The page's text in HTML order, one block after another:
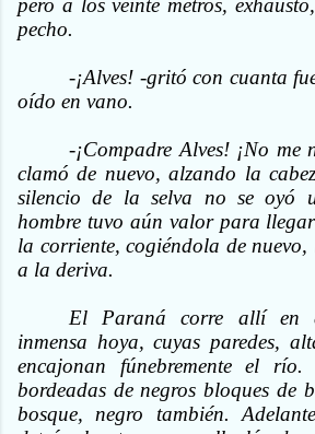
pero a los veinte metros,
pecho.
-¡Alves! -gritó con cuanta
oído en vano.
-¡Compadre Alves! ¡No me
clamó de nuevo, alzando la
silencio de la selva no se oyó
hombre tuvo aún valor para
la corriente, cogiéndola de nuevo,
a la deriva.
El Paraná corre allí en
inmensa hoya, cuyas paredes,
encajonan fúnebremente el
bordeadas de negros bloques de
bosque, negro también.